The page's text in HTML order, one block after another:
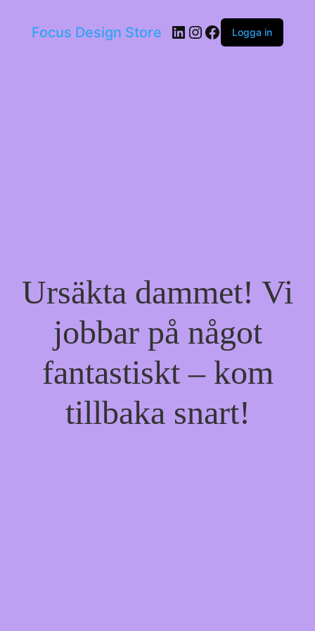
Focus Design Store LinkedIn
Instagram
Facebook
Logga in
Ursäkta dammet! Vi
jobbar på något
fantastiskt – kom
tillbaka snart!